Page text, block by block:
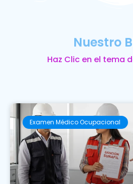
Nuestro
Haz Clic en el tema
Examen Médico Ocupacional